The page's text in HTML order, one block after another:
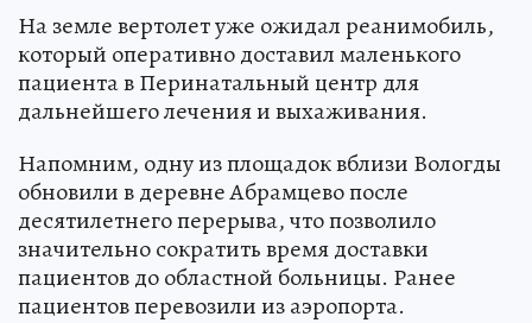
На земле вертолет уже ожидал реанимобиль,
который оперативно доставил маленького
пациента в Перинатальный центр для
дальнейшего лечения и выхаживания.
Напомним, одну из площадок вблизи Вологды
обновили в деревне Абрамцево после
десятилетнего перерыва, что позволило
значительно сократить время доставки
пациентов до областной больницы. Ранее
пациентов перевозили из аэропорта.